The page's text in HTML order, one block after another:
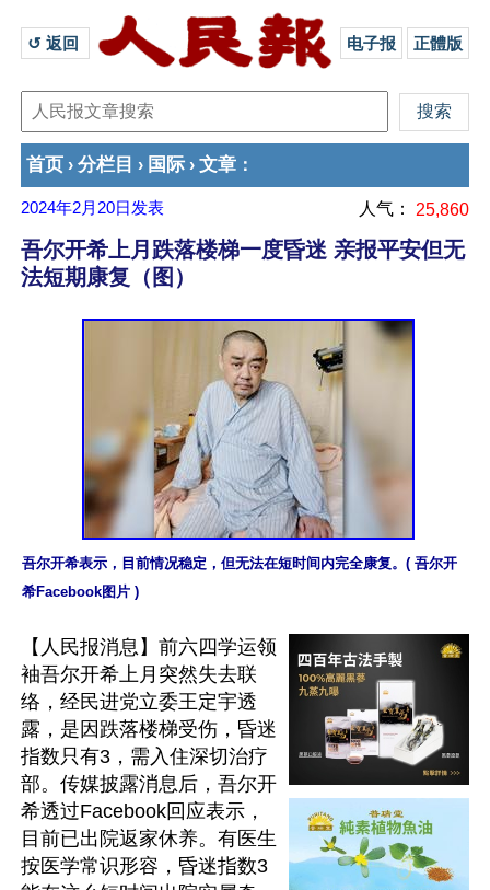
↺ 返回 电子报 正體版
首页 › 分栏目 › 国际 › 文章 ：
2024年2月20日 发表 人气： 25,860
吾尔开希上月跌落楼梯一度昏迷 亲报平安但无
法短期康复（图）
吾尔开希表示，目前情况稳定，但无法在短时间内完全康复。( 吾尔开
希Facebook图片 )
【人民报消息】前六四学运领
袖吾尔开希上月突然失去联
络，经民进党立委王定宇透
露，是因跌落楼梯受伤，昏迷
指数只有3，需入住深切治疗
部。传媒披露消息后，吾尔开
希透过Facebook回应表示，
目前已出院返家休养。有医生
按医学常识形容，昏迷指数3